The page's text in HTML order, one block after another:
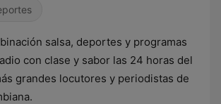
salsa, deportes y programas
con clase y sabor las 24 horas del
grandes locutores y periodistas de